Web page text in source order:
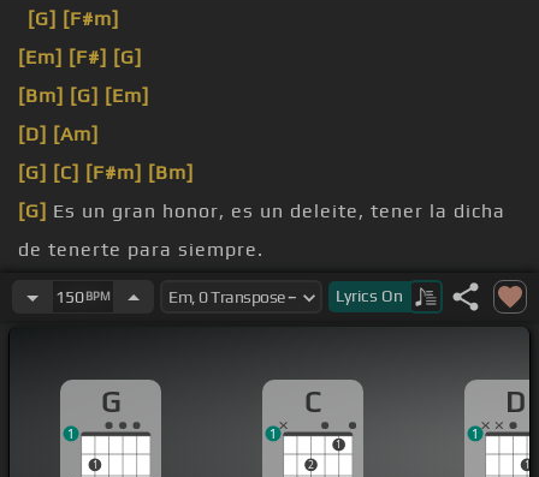
[G] [F#m]
[Em] [F#] [G]
[Bm] [G] [Em]
[D] [Am]
[G] [C] [F#m] [Bm]
[G] Es un gran honor, es un deleite, tener la dicha
de tenerte para siempre.
teal de rosas, desde que nos[C]conocemos
tan feliz.
150BPM Lyrics On
G
1
1
C
2
1
1
D
1
1